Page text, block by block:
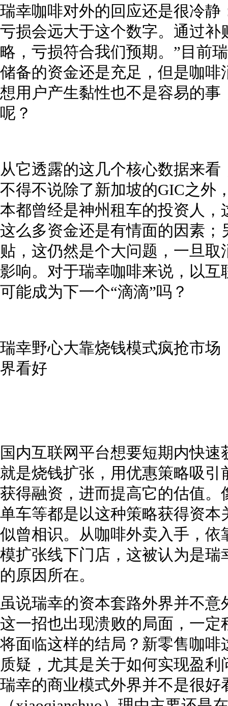
瑞幸咖啡对外的回应还是很冷
亏损会远大于这个数字。通过
略，亏损符合我们预期。”目前
储备的资金还是充足，但是咖
想用户产生黏性也不是容易的
呢？
从它透露的这几个核心数据来
不得不说除了新加坡的GIC之外
本都曾经是神州租车的投资人
这么多资金还是有情面的因素
贴，这仍然是个大问题，一旦
影响。对于瑞幸咖啡来说，以
可能成为下一个“滴滴”吗？
瑞幸野心大靠烧钱模式疯抢市
界看好
国内互联网平台想要短期内快
就是烧钱扩张，用优惠策略吸
获得融资，进而提高它的估值
单车等都是以这种策略获得资
似曾相识。从咖啡外卖入手，
模扩张线下门店，这被认为是
的原因所在。
虽说瑞幸的资本套路外界并不
这一招也出现溃败的局面，一
将面临这样的结局？新零售咖啡
质疑，尤其是关于如何实现盈
瑞幸的商业模式外界并不是很好